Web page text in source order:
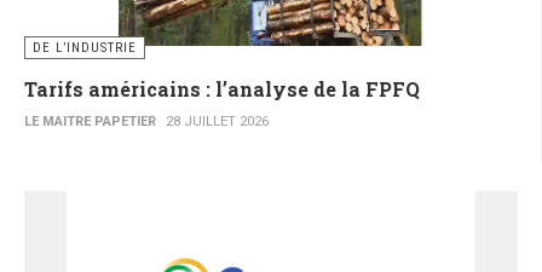
DE L’INDUSTRIE
Tarifs américains : l’analyse de la FPFQ
LE MAITRE PAPETIER 28 JUILLET 2026